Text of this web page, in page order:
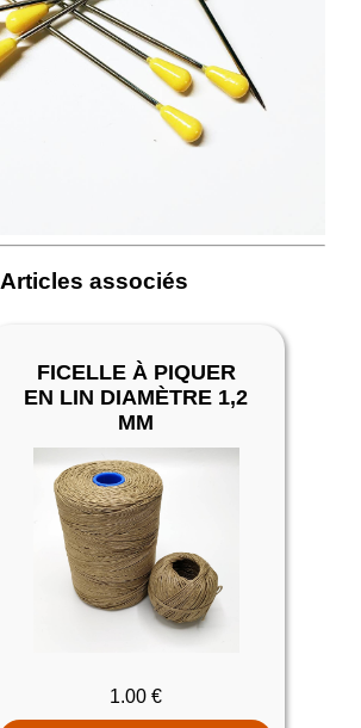
Articles associés
FICELLE À PIQUER
EN LIN DIAMÈTRE 1,2
MM
1.00 €